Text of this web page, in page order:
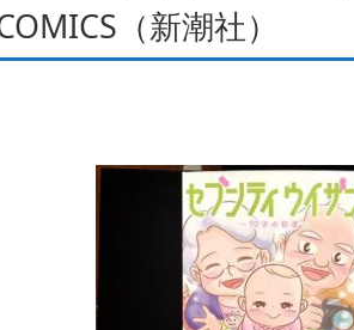
（新潮社）